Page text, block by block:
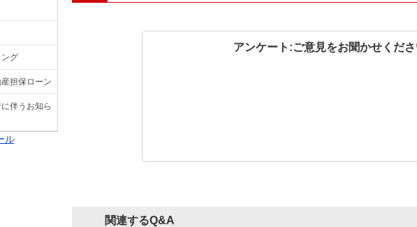
グ
担保ローン
伴うお知ら
アンケート:ご意見をお聞かせくだ
関連するQ&A